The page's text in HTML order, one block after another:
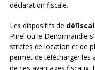
déclaration fiscale.
Les dispositifs de
Pinel ou le Denormandie
strictes de location et de
permet de télécharger les
de ces avantages fiscaux.